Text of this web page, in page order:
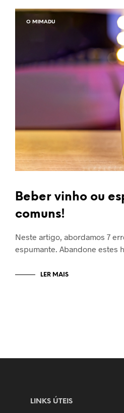
O MIMADU
Beber vinho ou
comuns!
Neste artigo, abordamos 7
espumante. Abandone estes
LER MAIS
LINKS ÚTEIS